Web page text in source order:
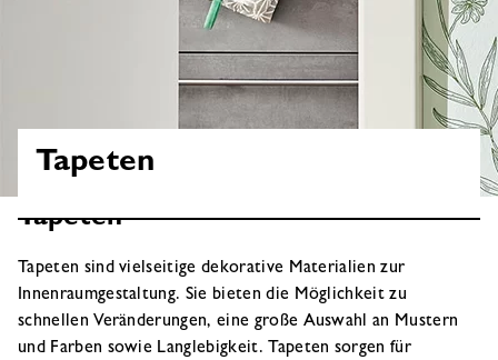
Tapeten
Tapeten
Tapeten sind vielseitige dekorative Materialien zur
Innenraumgestaltung. Sie bieten die Möglichkeit zu
schnellen Veränderungen, eine große Auswahl an Mustern
und Farben sowie Langlebigkeit. Tapeten sorgen für